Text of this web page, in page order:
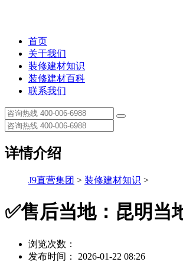
首页
关于我们
装修建材知识
装修建材百科
联系我们
详情介绍
J9直营集团 > 装修建材知识 >
✅售后当地：昆明当
浏览次数：
发布时间： 2026-01-22 08:26